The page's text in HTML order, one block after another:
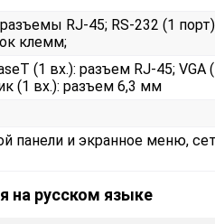
RJ-45; RS-232 (1
клемм;
(1 вх.): разъем RJ-45;
(1 вх.): разъем 6,3 мм
панели и экранное меню,
на русском языке